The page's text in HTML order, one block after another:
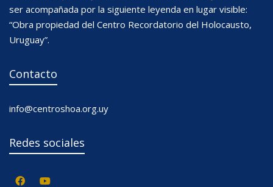
ser acompañada por la siguiente leyenda en lugar visible:
“Obra propiedad del Centro Recordatorio del Holocausto,
Uruguay”.
Contacto
info@centroshoa.org.uy
Redes sociales